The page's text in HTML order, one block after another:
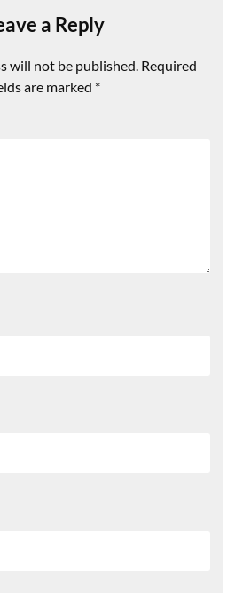
a Reply
will not be published. Required
are marked *